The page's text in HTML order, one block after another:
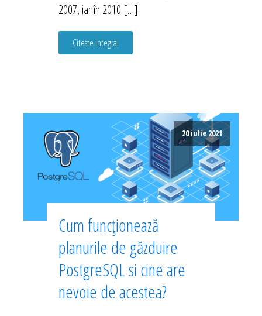
2007, iar în 2010 […]
Citeste integral
20 iulie 2021
Cum funcționează
planurile de găzduire
PostgreSQL si cine are
nevoie de acestea?